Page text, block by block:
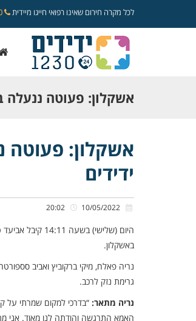
לכל מקרה חירום שאינו רפואי חייגו מיידית
אשקלון: פעוטה ננעלה
ידידים
אשקלון: פעוטה
ידידים
היום (שלישי) בשעה 14:11 קיבל אביעד טורם קריאה ב
באשקלון.
נריה פאלח, מיקי ברקוביץ ואביב
גרימת נזק לרכב.
נריה מתאר: “בדרכי למקום שמרתי על
האמא התרגשה והודתה לנו מאוד. אני